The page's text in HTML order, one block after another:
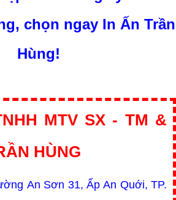
chọn ngay In Ấn Trần
Hùng!
MTV SX - TM &
HÙNG
An Sơn 31, Ấp An Quới, TP.